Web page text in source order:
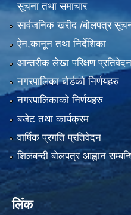
सूचना तथा समाचार
सार्वजनिक खरीद /बोलपत्र
ऐन,कानून तथा निर्देशिका
आन्तरीक लेखा परिक्षण प्रतिवेदन
नगरपालिका बोर्डको निर्णयहरु
नगरपालिकाको निर्णयहरु
बजेट तथा कार्यक्रम
वार्षिक प्रगति प्रतिवेदन
शिलबन्दी बोलपत्र आह्वान
लिंक